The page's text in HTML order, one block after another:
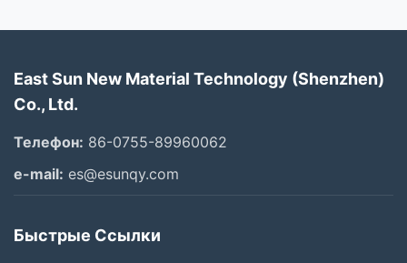
East Sun New Material Technology (Shenzhen)
Co., Ltd.
Телефон: 86-0755-89960062
e-mail: es@esunqy.com
Быстрые Ссылки